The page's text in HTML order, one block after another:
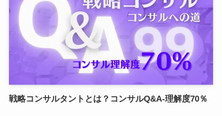
戦略コンサルタントとは？コンサルQ&A-理解度70％